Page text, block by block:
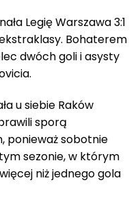
Legię Warszawa 3:1
Bohaterem
dwóch goli i asysty
u siebie Raków
sporą
ponieważ sobotnie
sezonie, w którym
niż jednego gola